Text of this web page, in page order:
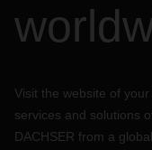
Visit the website of
services and solutions
DACHSER from a